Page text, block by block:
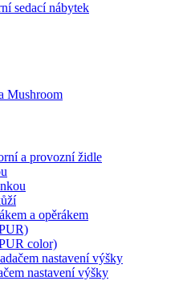
sedací nábytek
Mushroom
a provozní židle
a opěrákem
color)
nastavení výšky
nastavení výšky